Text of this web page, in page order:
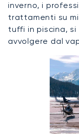
inverno, i
trattamenti su
tuffi in piscina,
avvolgere dal